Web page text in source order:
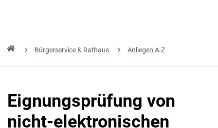
Bürgerservice & Rathaus Anliegen A-Z
Eignungsprüfung von
nicht-elektronischen